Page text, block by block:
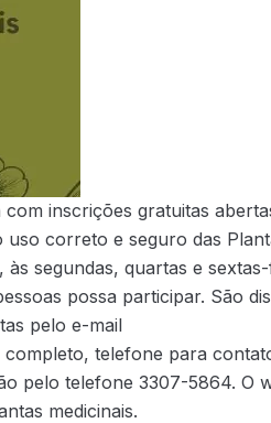
inscrições gratuitas
correto e seguro das
segundas, quartas e
possa participar. São
pelo e-mail
telefone para
pelo telefone 3307-5864. O
medicinais.